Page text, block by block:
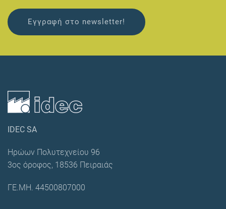
Εγγραφή στο newsletter!
IDEC SA
Ηρώων Πολυτεχνείου 96
3ος όροφος, 18536 Πειραιάς
ΓΕ.ΜΗ. 44500807000